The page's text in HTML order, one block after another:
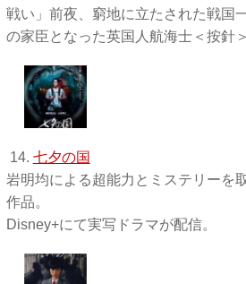
戦い」前夜、窮地に立たされた戦国
の家臣となった英国人航海士＜按針
14. 七夕の国
岩明均による超能力とミステリーを
作品。
Disney+にて実写ドラマが配信。